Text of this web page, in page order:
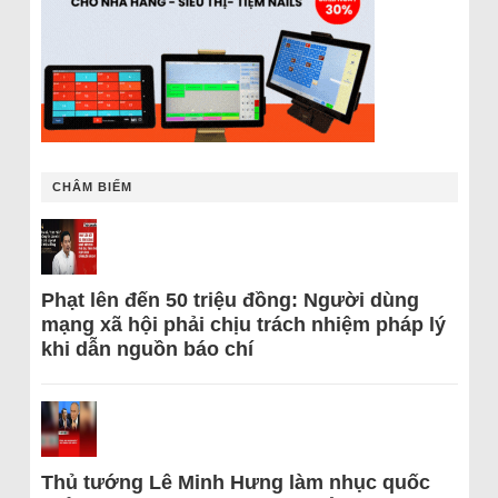
CHÂM BIẾM
Phạt lên đến 50 triệu đồng: Người dùng
mạng xã hội phải chịu trách nhiệm pháp lý
khi dẫn nguồn báo chí
Thủ tướng Lê Minh Hưng làm nhục quốc